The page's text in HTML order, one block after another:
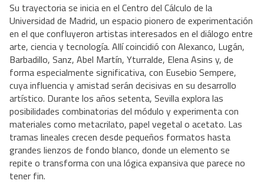
Su trayectoria se inicia en el Centro del Cálculo de la
Universidad de Madrid, un espacio pionero de experimentación
en el que confluyeron artistas interesados en el diálogo entre
arte, ciencia y tecnología. Allí coincidió con Alexanco, Lugán,
Barbadillo, Sanz, Abel Martín, Yturralde, Elena Asins y, de
forma especialmente significativa, con Eusebio Sempere,
cuya influencia y amistad serán decisivas en su desarrollo
artístico. Durante los años setenta, Sevilla explora las
posibilidades combinatorias del módulo y experimenta con
materiales como metacrilato, papel vegetal o acetato. Las
tramas lineales crecen desde pequeños formatos hasta
grandes lienzos de fondo blanco, donde un elemento se
repite o transforma con una lógica expansiva que parece no
tener fin.